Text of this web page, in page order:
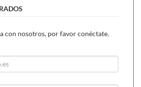
con nosotros, por favor conéctate.